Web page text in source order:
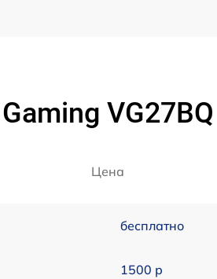
VG27BQ
Цена
бесплатно
1500 р